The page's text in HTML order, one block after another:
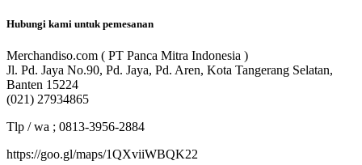
Hubungi kami untuk pemesanan
Merchandiso.com ( PT Panca Mitra Indonesia )
Jl. Pd. Jaya No.90, Pd. Jaya, Pd. Aren, Kota Tangerang Selatan,
Banten 15224
(021) 27934865
Tlp / wa ; 0813-3956-2884
https://goo.gl/maps/1QXviiWBQK22